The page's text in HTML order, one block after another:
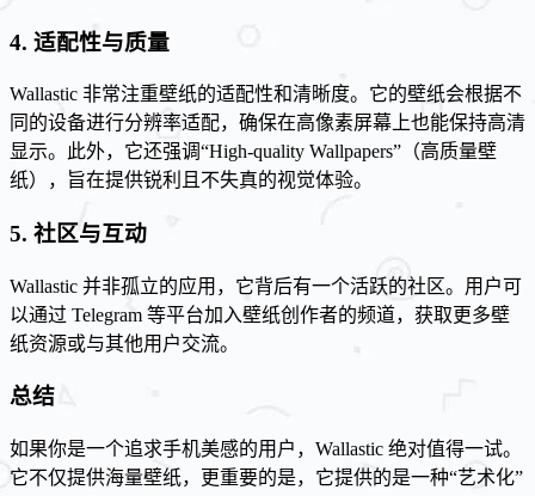
4. 适配性与质量
Wallastic 非常注重壁纸的适配性和清晰度。它的壁纸会根据不
同的设备进行分辨率适配，确保在高像素屏幕上也能保持高清
显示。此外，它还强调“High-quality Wallpapers”（高质量壁
纸），旨在提供锐利且不失真的视觉体验。
5. 社区与互动
Wallastic 并非孤立的应用，它背后有一个活跃的社区。用户可
以通过 Telegram 等平台加入壁纸创作者的频道，获取更多壁
纸资源或与其他用户交流。
总结
如果你是一个追求手机美感的用户，Wallastic 绝对值得一试。
它不仅提供海量壁纸，更重要的是，它提供的是一种“艺术化”